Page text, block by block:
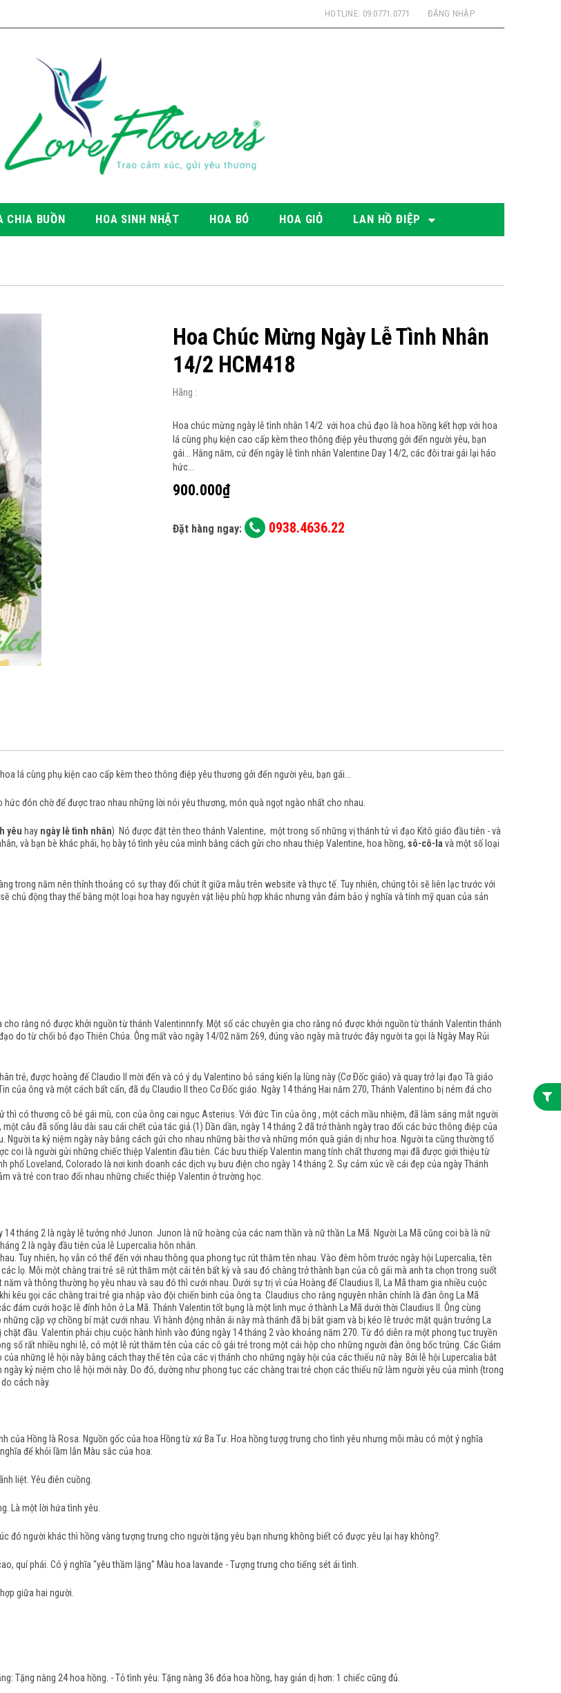
ĐĂNG NHẬP
HOTLINE: 09.0771.0771
CHIA BUỒN HOA SINH NHẬT HOA BÓ HOA GIỎ LAN HỒ ĐIỆP
Hoa Chúc Mừng Ngày Lễ Tình Nhân
14/2 HCM418
Hãng :
Hoa chúc mừng ngày lễ tình nhân 14/2 với hoa chủ đạo là hoa hồng kết hợp với hoa
lá cùng phụ kiện cao cấp kèm theo thông điệp yêu thương gởi đến người yêu, bạn
gái... Hằng năm, cứ đến ngày lễ tình nhân Valentine Day 14/2, các đôi trai gái lại háo
hức...
900.000₫
Đặt hàng ngay: 0938.4636.22
lá cùng phụ kiện cao cấp kèm theo thông điệp yêu thương gởi đến người yêu, bạn gái...
hức đón chờ để được trao nhau những lời nói yêu thương, món quà ngọt ngào nhất cho nhau.
yêu hay ngày lễ tình nhân) Nó được đặt tên theo thánh Valentine, một trong số những vị thánh tử vì đạo Kitô giáo đầu tiên - và
và bạn bè khác phái, họ bày tỏ tình yêu của mình bằng cách gửi cho nhau thiệp Valentine, hoa hồng, sô-cô-la và một số loại
trong năm nên thỉnh thoảng có sự thay đổi chút ít giữa mẫu trên website và thực tế. Tuy nhiên, chúng tôi sẽ liên lạc trước với
sẽ chủ động thay thế bằng một loại hoa hay nguyên vật liệu phù hợp khác nhưng vẫn đảm bảo ý nghĩa và tính mỹ quan của sản
rằng nó được khởi nguồn từ thánh Valentinnnfy. Một số các chuyên gia cho rằng nó được khởi nguồn từ thánh Valentin thánh
do từ chối bỏ đạo Thiên Chúa. Ông mất vào ngày 14/02 năm 269, đúng vào ngày mà trước đây người ta gọi là Ngày May Rủi
trẻ, được hoàng đế Claudio II mời đến và có ý dụ Valentino bỏ sáng kiến lạ lùng này (Cơ Ðốc giáo) và quay trở lại đạo Tà giáo
của ông và một cách bất cẩn, đã dụ Claudio II theo Cơ Ðốc giáo. Ngày 14 tháng Hai năm 270, Thánh Valentino bị ném đá cho
thì có thương cô bé gái mù, con của ông cai ngục Asterius. Với đức Tin của ông , một cách mầu nhiệm, đã làm sáng mắt người
câu đã sống lâu dài sau cái chết của tác giả.(1) Dần dần, ngày 14 tháng 2 đã trở thành ngày trao đổi các bức thông điệp của
ta kỷ niệm ngày này bằng cách gửi cho nhau những bài thơ và những món quà giản dị như hoa. Người ta cũng thường tổ
coi là người gửi những chiếc thiệp Valentin đầu tiên. Các bưu thiếp Valentin mang tính chất thương mại đã được giới thiệu từ
phố Loveland, Colorado là nơi kinh doanh các dịch vụ bưu điện cho ngày 14 tháng 2. Sự cảm xúc về cái đẹp của ngày Thánh
và trẻ con trao đổi nhau những chiếc thiệp Valentin ở trường học.
tháng 2 là ngày lễ tưởng nhớ Junon. Junon là nữ hoàng của các nam thần và nữ thần La Mã. Người La Mã cũng coi bà là nữ
2 là ngày đầu tiên của lễ Lupercalia hôn nhân.
Tuy nhiên, họ vẫn có thể đến với nhau thông qua phong tục rút thăm tên nhau. Vào đêm hôm trước ngày hội Lupercalia, tên
lọ. Mỗi một chàng trai trẻ sẽ rút thăm một cái tên bất kỳ và sau đó chàng trở thành bạn của cô gái mà anh ta chọn trong suốt
và thông thường họ yêu nhau và sau đó thì cưới nhau. Dưới sự trị vì của Hoàng đế Claudius II, La Mã tham gia nhiều cuộc
kêu gọi các chàng trai trẻ gia nhập vào đội chiến binh của ông ta. Claudius cho rằng nguyên nhân chính là đàn ông La Mã
đám cưới hoặc lễ đính hôn ở La Mã. Thánh Valentin tốt bụng là một linh mục ở thành La Mã dưới thời Claudius II. Ông cùng
cặp vợ chồng bí mật cưới nhau. Vì hành động nhân ái này mà thánh đã bị bắt giam và bị kéo lê trước mặt quận trưởng La
đầu. Valentin phải chịu cuộc hành hình vào đúng ngày 14 tháng 2 vào khoảng năm 270. Từ đó diễn ra một phong tục truyền
số rất nhiều nghi lễ, có một lễ rút thăm tên của các cô gái trẻ trong một cái hộp cho những người đàn ông bốc trúng. Các Giám
những lễ hội này bằng cách thay thế tên của các vị thánh cho những ngày hội của các thiếu nữ này. Bởi lễ hội Lupercalia bắt
kỷ niệm cho lễ hội mới này. Do đó, dường như phong tục các chàng trai trẻ chọn các thiếu nữ làm người yêu của mình (trong
cách này.
của Hồng là Rosa. Nguồn gốc của hoa Hồng từ xứ Ba Tư. Hoa hồng tượg trưng cho tình yêu nhưng mỗi màu có một ý nghĩa
để khỏi lầm lẫn Màu sắc của hoa:
liệt. Yêu điên cuồng.
Là một lời hứa tình yêu.
đó người khác thì hồng vàng tượng trưng cho người tặng yêu bạn nhưng không biết có được yêu lại hay không?.
quí phái. Có ý nghĩa "yêu thầm lặng" Màu hoa lavande - Tượng trưng cho tiếng sét ái tình.
giữa hai người.
Tặng nàng 24 hoa hồng. - Tỏ tình yêu: Tặng nàng 36 đóa hoa hồng, hay giản dị hơn: 1 chiếc cũng đủ.